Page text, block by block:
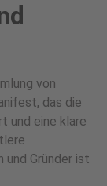
von
das die
und eine klare
und Gründer ist